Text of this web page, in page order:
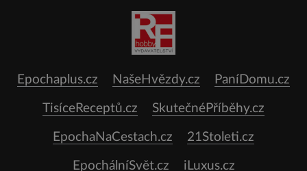
Epochaplus.cz NašeHvězdy.cz PaníDomu.cz
TisíceReceptů.cz SkutečnéPříběhy.cz
EpochaNaCestach.cz 21Stoleti.cz
EpochálníSvět.cz iLuxus.cz